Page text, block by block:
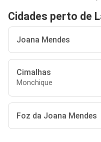
Cidades perto de
Joana Mendes
Cimalhas
Monchique
Foz da Joana Mendes